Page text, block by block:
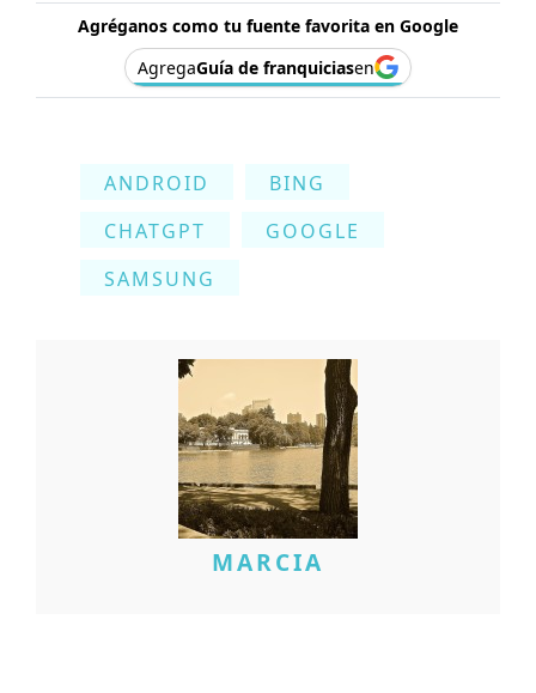
Agréganos como tu fuente favorita en Google
AgregaGuía de franquiciasen
ANDROID
BING
CHATGPT
GOOGLE
SAMSUNG
MARCIA